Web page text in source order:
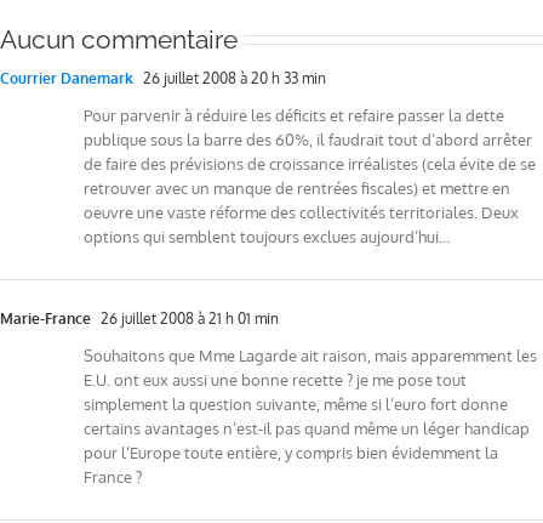
Aucun commentaire
Courrier Danemark 26 juillet 2008 à 20 h 33 min
Pour parvenir à réduire les déficits et refaire passer la dette
publique sous la barre des 60%, il faudrait tout d’abord arrêter
de faire des prévisions de croissance irréalistes (cela évite de se
retrouver avec un manque de rentrées fiscales) et mettre en
oeuvre une vaste réforme des collectivités territoriales. Deux
options qui semblent toujours exclues aujourd’hui…
Marie-France 26 juillet 2008 à 21 h 01 min
Souhaitons que Mme Lagarde ait raison, mais apparemment les
E.U. ont eux aussi une bonne recette ? je me pose tout
simplement la question suivante, même si l’euro fort donne
certains avantages n’est-il pas quand même un léger handicap
pour l’Europe toute entière, y compris bien évidemment la
France ?